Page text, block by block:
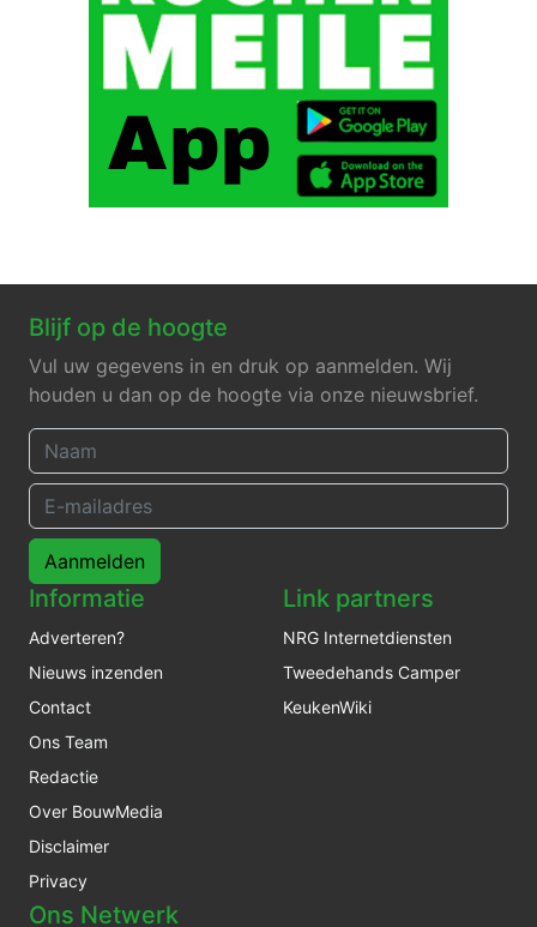
Blijf op de hoogte
Vul uw gegevens in en druk op aanmelden. Wij
houden u dan op de hoogte via onze nieuwsbrief.
Aanmelden
Informatie
Adverteren?
Nieuws inzenden
Contact
Ons Team
Redactie
Over BouwMedia
Disclaimer
Privacy
Link partners
NRG Internetdiensten
Tweedehands Camper
KeukenWiki
Ons Netwerk